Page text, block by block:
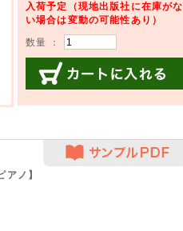
入荷予定（現地出版社に在庫がな
い場合は変動の可能性あり）
数量 ：
アノ】